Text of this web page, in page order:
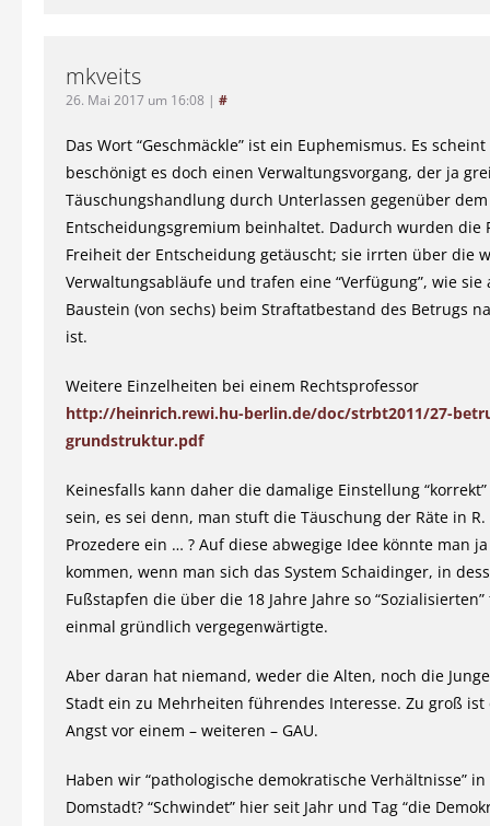
mkveits
26. Mai 2017 um 16:08 | #
Das Wort “Geschmäckle” ist ein Euphemismus. Es
beschönigt es doch einen Verwaltungsvorgang, der ja
Täuschungshandlung durch Unterlassen gegenüber
Entscheidungsgremium beinhaltet. Dadurch wurden die
Freiheit der Entscheidung getäuscht; sie irrten über die
Verwaltungsabläufe und trafen eine “Verfügung”, wie
Baustein (von sechs) beim Straftatbestand des Betrugs
ist.
Weitere Einzelheiten bei einem Rechtsprofessor
http://heinrich.rewi.hu-berlin.de/doc/strbt2011/27-
grundstruktur.pdf
Keinesfalls kann daher die damalige Einstellung
sein, es sei denn, man stuft die Täuschung der Räte in
Prozedere ein … ? Auf diese abwegige Idee könnte man
kommen, wenn man sich das System Schaidinger, in
Fußstapfen die über die 18 Jahre Jahre so
einmal gründlich vergegenwärtigte.
Aber daran hat niemand, weder die Alten, noch die
Stadt ein zu Mehrheiten führendes Interesse. Zu groß
Angst vor einem – weiteren – GAU.
Haben wir “pathologische demokratische Verhältnisse”
Domstadt? “Schwindet” hier seit Jahr und Tag “die